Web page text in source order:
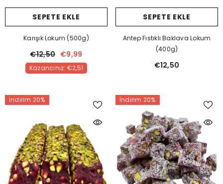
SEPETE EKLE
Karışık Lokum (500g)
€12,50 €9,99
Kazancınız: €2,51
SEPETE EKLE
Antep Fıstıklı Baklava Lokum
(400g)
€12,50
İndirim 20% İndirim 20%